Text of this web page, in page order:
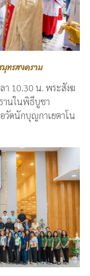
ทรสงคราม
10.30 น. พระสังฆ
านในพิธีบูชา
วัดนักบุญกาเยตาโน